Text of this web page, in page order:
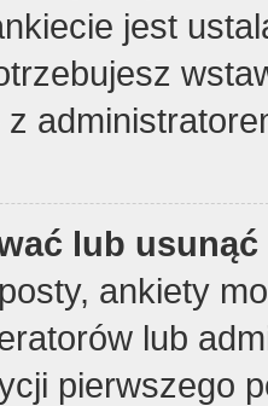
jest
lub usunąć
ankiety
lub
pierwszego